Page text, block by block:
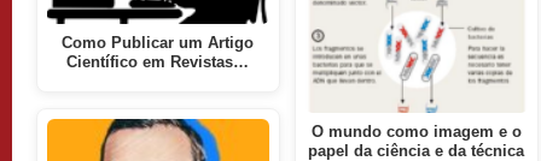
Como Publicar um Artigo
Científico em Revistas…
O mundo como imagem e o
papel da ciência e da técnica